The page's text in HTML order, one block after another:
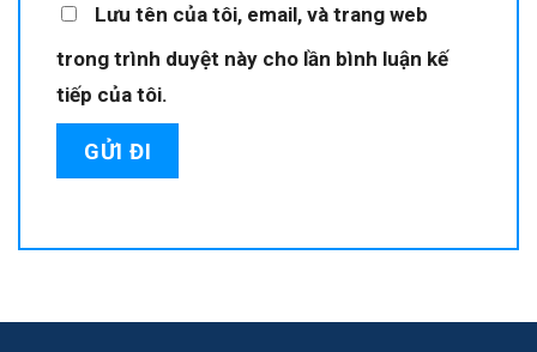
Lưu tên của tôi, email, và trang web
trong trình duyệt này cho lần bình luận kế
tiếp của tôi.